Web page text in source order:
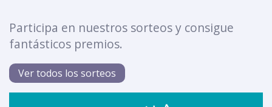
Participa en nuestros sorteos y consigue
fantásticos premios.
Ver todos los sorteos